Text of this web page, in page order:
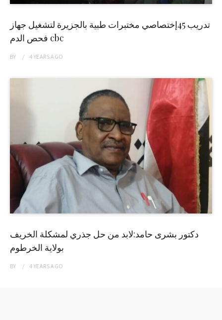
تدريب 45إختصاصي مختبرات طبية بالجزيرة لتشغيل جهاز
فحص الدم cbc
BY 4 YEARSAGO
دكتور بشرى حامد:لابد من حل جذري لمشكلة الخريف
بولاية الخرطوم
BY 4 YEARSAGO